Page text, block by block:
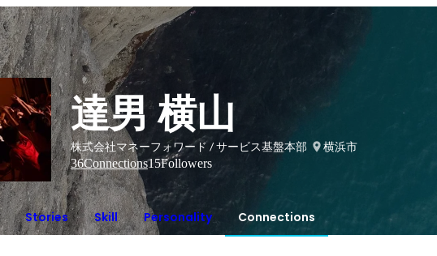
達男 横山
株式会社マネーフォワード / サービス基盤本部
横浜市
36Connections15Followers
Stories Skill Personality Connections